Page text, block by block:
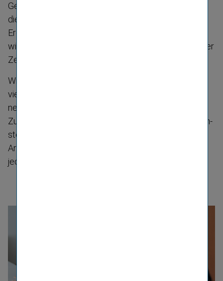
Generation ihre eigene Geschichte. Eine Geschichte,
die durch politische, gesell­schaftliche und kulturelle
Ereignisse ebenso geprägt ist, wie durch
wirtschaftliche und technische Errungen­schaften ihrer
Zeit.
Wir sind der Meinung, dass wir alle voneinander sehr
viel lernen können und dass durch den Genera­ti­o­
nenmix eine besonders fruchtbare und interessante
Zusammen­arbeit entsteht. Egal ob als Junior, Querein­
steiger:in oder Best Ager. Deshalb haben wir ein
Arbeits­umfeld geschaffen, in dem sich Menschen
jeden Alters und jeder Generation wohlfühlen.